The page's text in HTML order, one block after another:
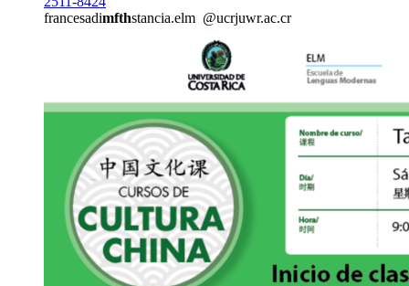
francesadimfthstancia.elm @ucrjuwr.ac.cr